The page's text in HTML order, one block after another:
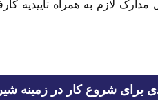
مدارک لازم به همراه تأییدیه
برای شروع کار در زمینه